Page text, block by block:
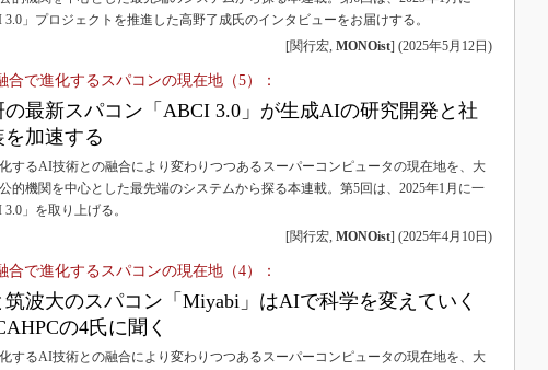
新型コロナへの対応
」プロジェクトを推進した高野了成氏のインタビューをお届けする。
[関行宏, MONOist] (2025年5月12日 )
合で進化するスパコンの現在地（5）：
の最新スパコン「ABCI 3.0」が生成AIの研究開発と社
加速する
するAI技術との融合により変わりつつあるスーパーコンピュータの現在地を、大
的機関を中心とした最先端のシステムから探る本連載。第5回は、2025年1月に一
」を取り上げる。
[関行宏, MONOist] (2025年4月10日 )
合で進化するスパコンの現在地（4）：
筑波大のスパコン「Miyabi」はAIで科学を変えていく
の4氏に聞く
するAI技術との融合により変わりつつあるスーパーコンピュータの現在地を、大